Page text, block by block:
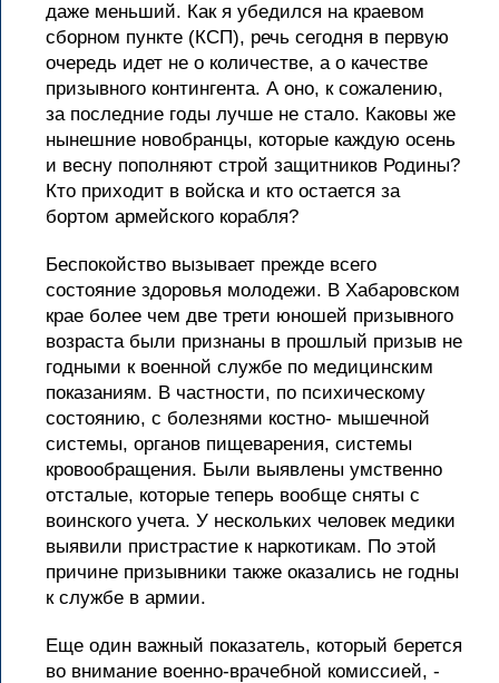
даже меньший. Как я убедился на краевом
сборном пункте (КСП), речь сегодня в первую
очередь идет не о количестве, а о качестве
призывного контингента. А оно, к сожалению,
за последние годы лучше не стало. Каковы же
нынешние новобранцы, которые каждую осень
и весну пополняют строй защитников Родины?
Кто приходит в войска и кто остается за
бортом армейского корабля?
Беспокойство вызывает прежде всего
состояние здоровья молодежи. В Хабаровском
крае более чем две трети юношей призывного
возраста были признаны в прошлый призыв не
годными к военной службе по медицинским
показаниям. В частности, по психическому
состоянию, с болезнями костно- мышечной
системы, органов пищеварения, системы
кровообращения. Были выявлены умственно
отсталые, которые теперь вообще сняты с
воинского учета. У нескольких человек медики
выявили пристрастие к наркотикам. По этой
причине призывники также оказались не годны
к службе в армии.
Еще один важный показатель, который берется
во внимание военно-врачебной комиссией, -